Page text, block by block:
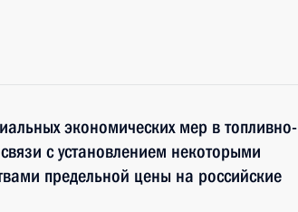
экономических мер в топливно-
с установлением некоторыми
предельной цены на российские